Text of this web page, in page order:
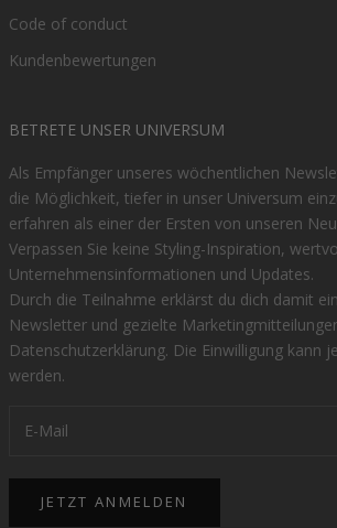
Code of conduct
Kundenbewertungen
BETRETE UNSER UNIVERSUM
Als Empfänger unseres wöchentlichen
die Möglichkeit, tiefer in unser Universum
erfahren als einer der Ersten von unseren
Verpassen Sie keine Styling-Inspiration,
Unternehmensinformationen und Updates.
Durch die Teilnahme erklärst du dich damit
Newsletter und gezielte
Datenschutzerklärung. Die Einwilligung kann
werden.
JETZT ANMELDEN